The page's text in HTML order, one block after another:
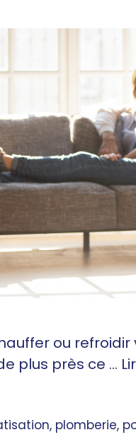
ou
plus près ce …
, plomberie,